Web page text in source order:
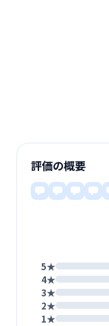
評価の概要
5★
4★
3★
2★
1★